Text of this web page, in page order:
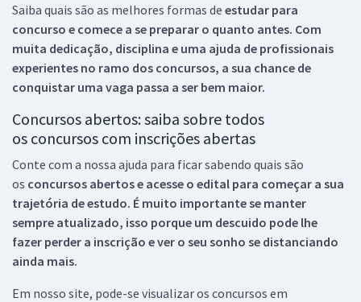
Saiba quais são as melhores formas de estudar para
concurso e comece a se preparar o quanto antes. Com
muita dedicação, disciplina e uma ajuda de profissionais
experientes no ramo dos concursos, a sua chance de
conquistar uma vaga passa a ser bem maior.
Concursos abertos: saiba sobre todos
os concursos com inscrições abertas
Conte com a nossa ajuda para ficar sabendo quais são
os concursos abertos e acesse o edital para começar a sua
trajetória de estudo. É muito importante se manter
sempre atualizado, isso porque um descuido pode lhe
fazer perder a inscrição e ver o seu sonho se distanciando
ainda mais.
Em nosso site, pode-se visualizar os concursos em